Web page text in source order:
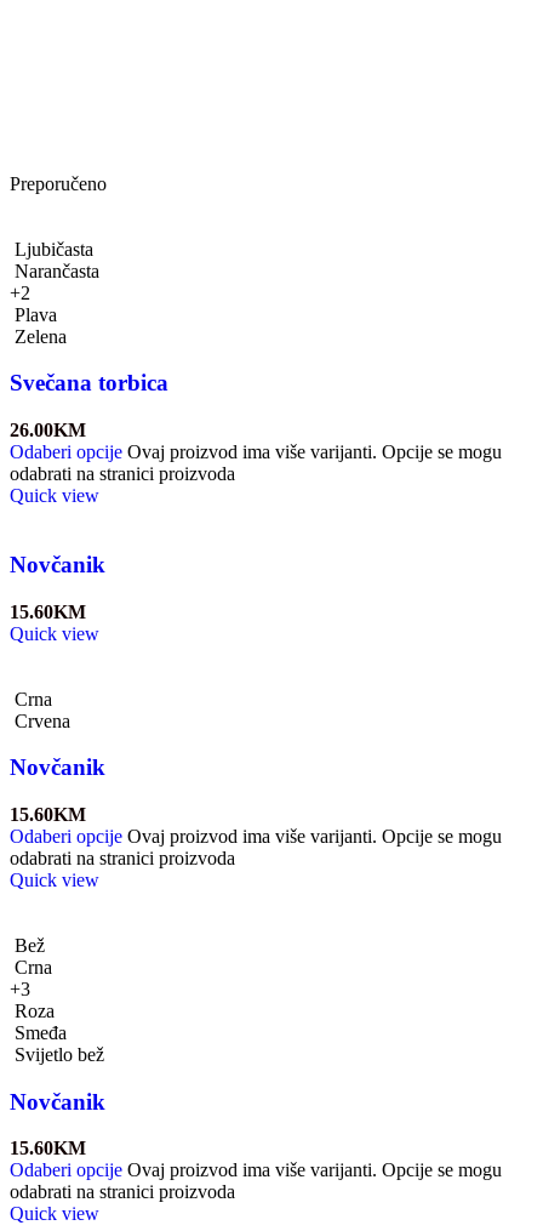
Preporučeno
Ljubičasta
Narančasta
+2
Plava
Zelena
Svečana torbica
26.00KM
Odaberi opcije Ovaj proizvod ima više varijanti. Opcije se mogu
odabrati na stranici proizvoda
Quick view
Novčanik
15.60KM
Quick view
Crna
Crvena
Novčanik
15.60KM
Odaberi opcije Ovaj proizvod ima više varijanti. Opcije se mogu
odabrati na stranici proizvoda
Quick view
Bež
Crna
+3
Roza
Smeđa
Svijetlo bež
Novčanik
15.60KM
Odaberi opcije Ovaj proizvod ima više varijanti. Opcije se mogu
odabrati na stranici proizvoda
Quick view